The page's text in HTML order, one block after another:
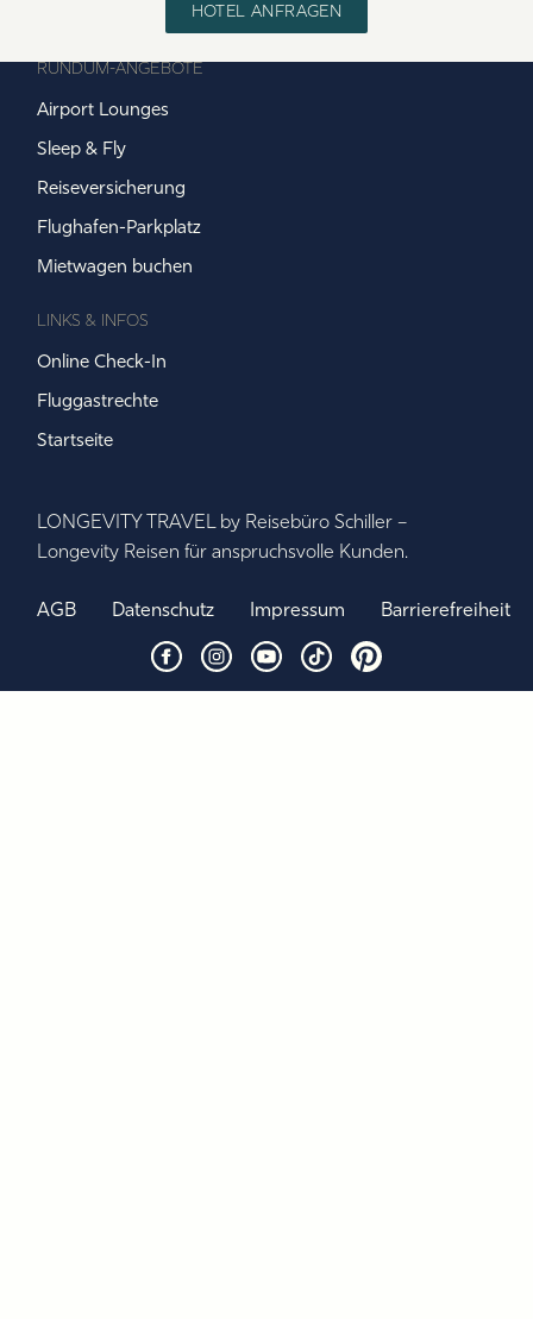
HOTEL ANFRAGEN
RUNDUM-ANGEBOTE
Airport Lounges
Sleep & Fly
Reiseversicherung
Flughafen-Parkplatz
Mietwagen buchen
LINKS & INFOS
Online Check-In
Fluggastrechte
Startseite
LONGEVITY TRAVEL by Reisebüro Schiller –
Longevity Reisen für anspruchsvolle Kunden.
AGB Datenschutz Impressum Barrierefreiheit